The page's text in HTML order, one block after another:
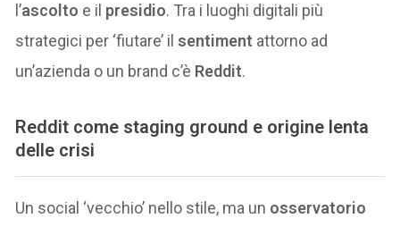
l’ascolto e il presidio. Tra i luoghi digitali più
strategici per ‘fiutare’ ilsentiment attorno ad
un’azienda o un brand c’è Reddit.
Reddit come staging ground e origine lenta
delle crisi
Un social ‘vecchio’ nello stile, ma un osservatorio